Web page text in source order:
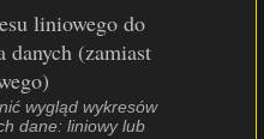
liniowego do
danych (zamiast
wygląd wykresów
dane: liniowy lub